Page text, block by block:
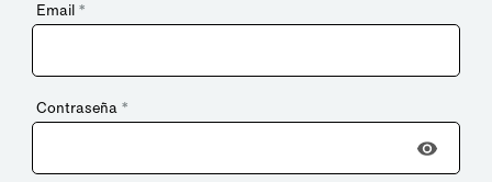
Email *
Contraseña *